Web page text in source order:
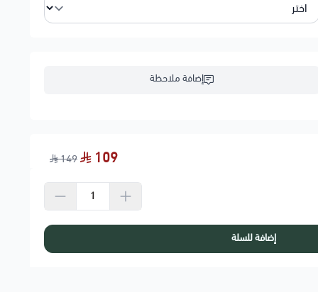
إضافة ملاحظة
109
149
إضافة للسلة